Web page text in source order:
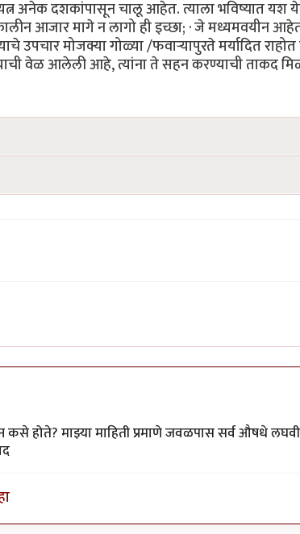
अनेक दशकांपासून चालू आहेत. त्याला भविष्यात यश
आजार मागे न लागो ही इच्छा; · जे मध्यमवयीन
मोजक्या गोळ्या /फवाऱ्यापुरते मर्यादित राहोत
वेळ आलेली आहे, त्यांना ते सहन करण्याची ताकद मिळो
होते? माझ्या माहिती प्रमाणे जवळपास सर्व औषधे